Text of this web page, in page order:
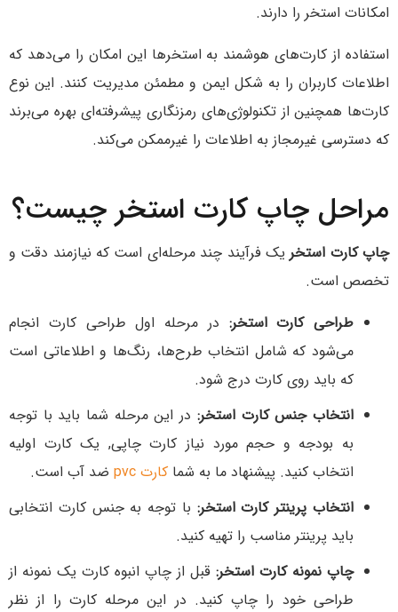
امکانات استخر را دارند.
استفاده از کارت‌های هوشمند به استخرها این امکان را می‌دهد که
اطلاعات کاربران را به شکل ایمن و مطمئن مدیریت کنند. این نوع
کارت‌ها همچنین از تکنولوژی‌های رمزنگاری پیشرفته‌ای بهره می‌برند
که دسترسی غیرمجاز به اطلاعات را غیرممکن می‌کند.
مراحل چاپ کارت استخر چیست؟
چاپ کارت استخر یک فرآیند چند مرحله‌ای است که نیازمند دقت و
تخصص است.
طراحی کارت استخر: در مرحله اول طراحی کارت انجام
می‌شود که شامل انتخاب طرح‌ها، رنگ‌ها و اطلاعاتی است
که باید روی کارت درج شود.
انتخاب جنس کارت استخر: در این مرحله شما باید با توجه
به بودجه و حجم مورد نیاز کارت چاپی, یک کارت اولیه
انتخاب کنید. پیشنهاد ما به شما کارت pvc
ضد آب است.
انتخاب پرینتر کارت استخر: با توجه به جنس کارت انتخابی
باید پرینتر مناسب را تهیه کنید.
چاپ نمونه کارت استخر: قبل از چاپ انبوه کارت یک نمونه از
طراحی خود را چاپ کنید. در این مرحله کارت را از نظر